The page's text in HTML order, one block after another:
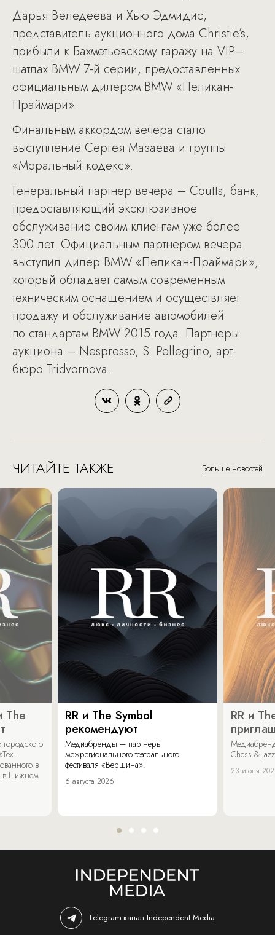
Дарья Веледеева и Хью Эдмидис,
представитель аукционного дома Christie’s,
прибыли к Бахметьевскому гаражу на VIP–
шатлах BMW 7-й серии, предоставленных
официальным дилером BMW «Пеликан-
Праймари».
Финальным аккордом вечера стало
выступление Сергея Мазаева и группы
«Моральный кодекс».
Генеральный партнер вечера – Coutts, банк,
предоставляющий эксклюзивное
обслуживание своим клиентам уже более
300 лет. Официальным партнером вечера
выступил дилер BMW «Пеликан-Праймари»,
который обладает самым современным
техническим оснащением и осуществляет
продажу и обслуживание автомобилей
по стандартам BMW 2015 года. Партнеры
аукциона – Nespresso, S. Pellegrino, арт-
бюро Tridvornova.
ЧИТАЙТЕ ТАКЖЕ Больше новостей
The
в
в Нижнем
RR и The Symbol
рекомендуют
Медиабренды – партнеры
межрегионального театрального
фестиваля «Вершина».
6 августа 2026
RR и
Chess &
23 июля
Telegram-канал Independent Media